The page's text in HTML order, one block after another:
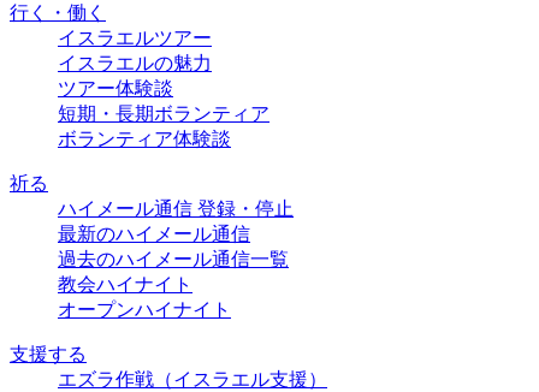
行く・働く
イスラエルツアー
イスラエルの魅力
ツアー体験談
短期・長期ボランティア
ボランティア体験談
祈る
ハイメール通信 登録・停止
最新のハイメール通信
過去のハイメール通信一覧
教会ハイナイト
オープンハイナイト
支援する
エズラ作戦（イスラエル支援）